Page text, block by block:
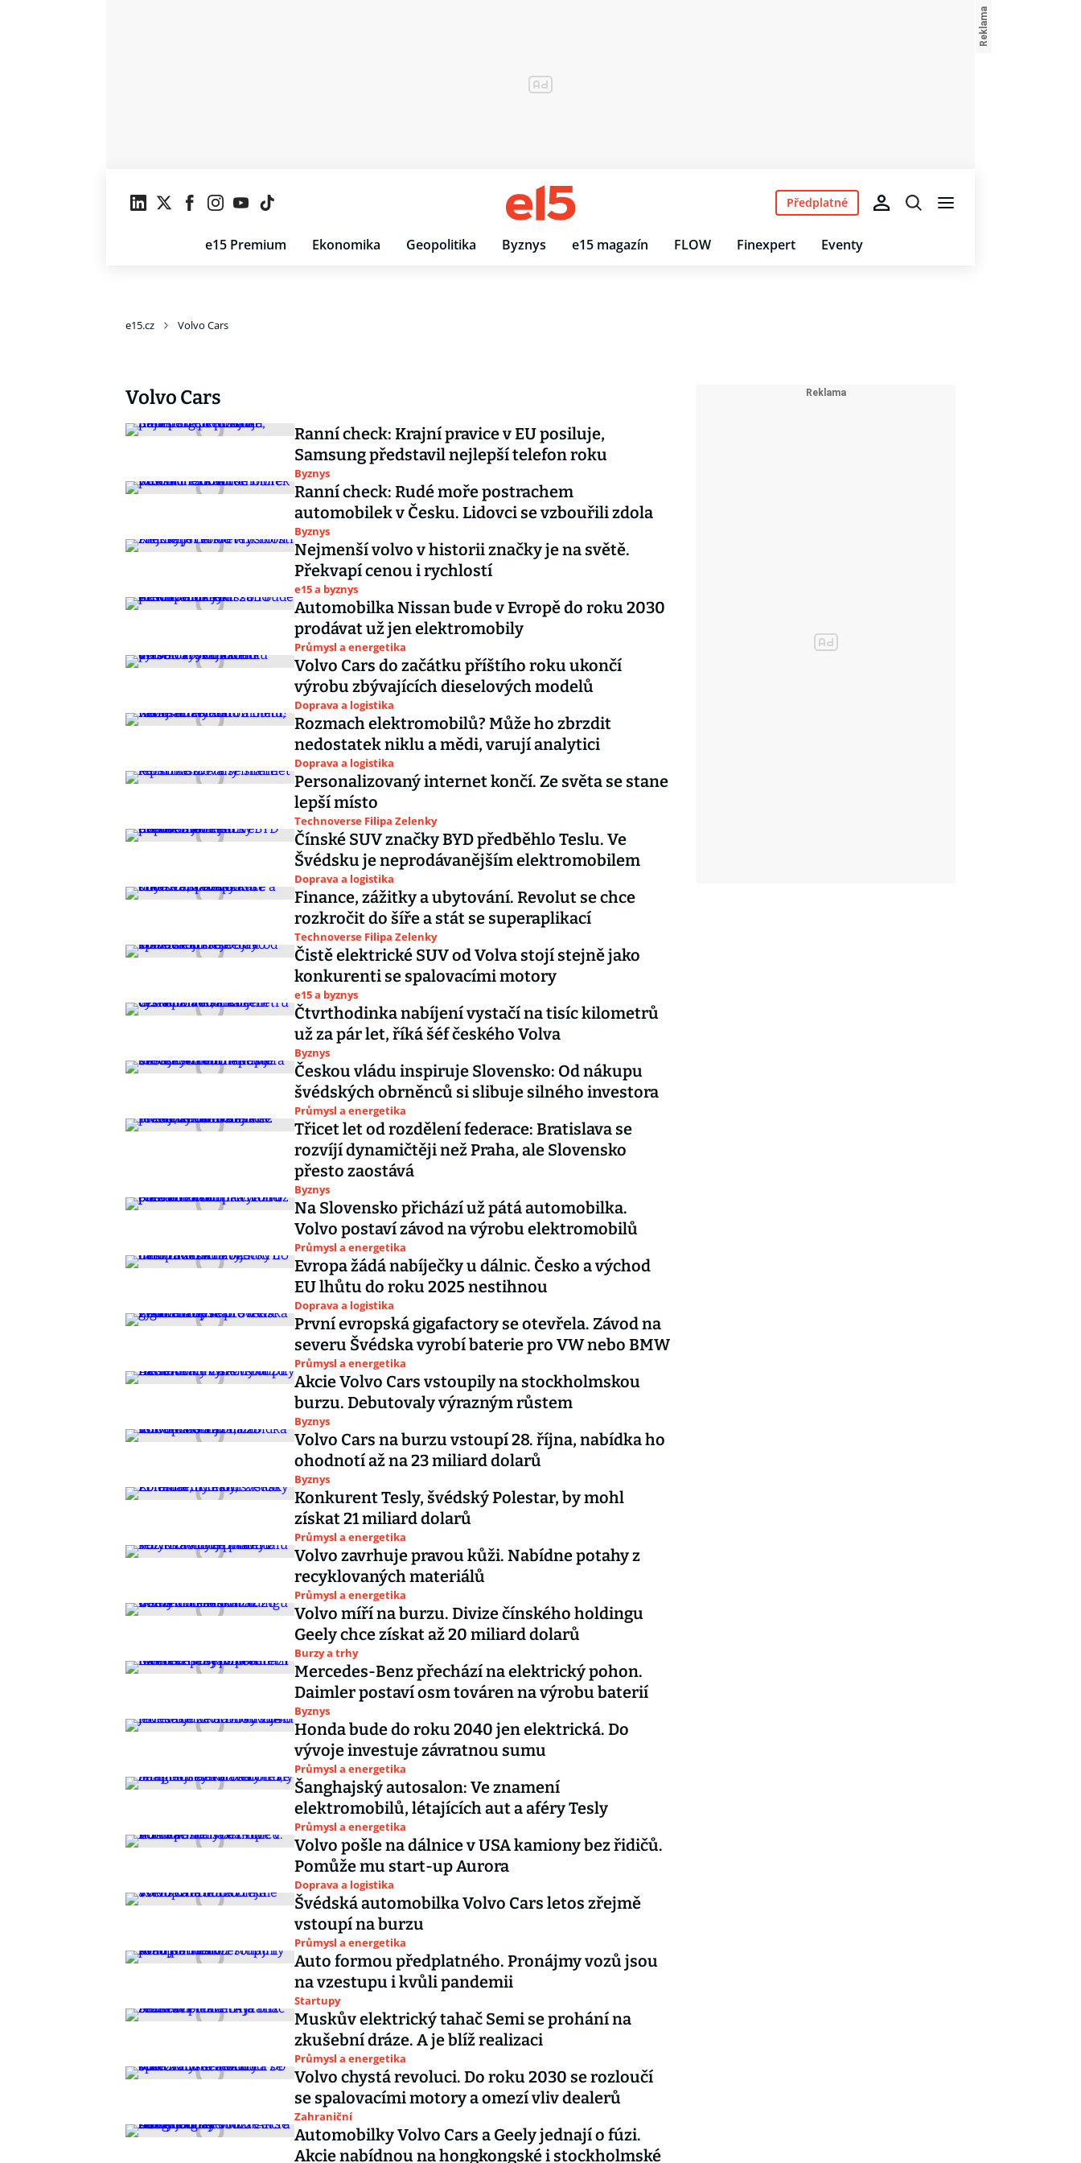
e15 Premium Ekonomika Geopolitika Byznys e15 magazín FLOW Finexpert Eventy
Předplatné
e15.cz Volvo Cars
Volvo Cars
Ranní check: Krajní pravice v EU posiluje,
Samsung představil nejlepší telefon roku
Byznys
Ranní check: Rudé moře postrachem
automobilek v Česku. Lidovci se vzbouřili zdola
Byznys
Nejmenší volvo v historii značky je na světě.
Překvapí cenou i rychlostí
e15 a byznys
Automobilka Nissan bude v Evropě do roku 2030
prodávat už jen elektromobily
Průmysl a energetika
Volvo Cars do začátku příštího roku ukončí
výrobu zbývajících dieselových modelů
Doprava a logistika
Rozmach elektromobilů? Může ho zbrzdit
nedostatek niklu a mědi, varují analytici
Doprava a logistika
Personalizovaný internet končí. Ze světa se stane
lepší místo
Technoverse Filipa Zelenky
Čínské SUV značky BYD předběhlo Teslu. Ve
Švédsku je neprodávanějším elektromobilem
Doprava a logistika
Finance, zážitky a ubytování. Revolut se chce
rozkročit do šíře a stát se superaplikací
Technoverse Filipa Zelenky
Čistě elektrické SUV od Volva stojí stejně jako
konkurenti se spalovacími motory
e15 a byznys
Čtvrthodinka nabíjení vystačí na tisíc kilometrů
už za pár let, říká šéf českého Volva
Byznys
Českou vládu inspiruje Slovensko: Od nákupu
švédských obrněnců si slibuje silného investora
Průmysl a energetika
Třicet let od rozdělení federace: Bratislava se
rozvíjí dynamičtěji než Praha, ale Slovensko
přesto zaostává
Byznys
Na Slovensko přichází už pátá automobilka.
Volvo postaví závod na výrobu elektromobilů
Průmysl a energetika
Evropa žádá nabíječky u dálnic. Česko a východ
EU lhůtu do roku 2025 nestihnou
Doprava a logistika
První evropská gigafactory se otevřela. Závod na
severu Švédska vyrobí baterie pro VW nebo BMW
Průmysl a energetika
Akcie Volvo Cars vstoupily na stockholmskou
burzu. Debutovaly výrazným růstem
Byznys
Volvo Cars na burzu vstoupí 28. října, nabídka ho
ohodnotí až na 23 miliard dolarů
Byznys
Konkurent Tesly, švédský Polestar, by mohl
získat 21 miliard dolarů
Průmysl a energetika
Volvo zavrhuje pravou kůži. Nabídne potahy z
recyklovaných materiálů
Průmysl a energetika
Volvo míří na burzu. Divize čínského holdingu
Geely chce získat až 20 miliard dolarů
Burzy a trhy
Mercedes-Benz přechází na elektrický pohon.
Daimler postaví osm továren na výrobu baterií
Byznys
Honda bude do roku 2040 jen elektrická. Do
vývoje investuje závratnou sumu
Průmysl a energetika
Šanghajský autosalon: Ve znamení
elektromobilů, létajících aut a aféry Tesly
Průmysl a energetika
Volvo pošle na dálnice v USA kamiony bez řidičů.
Pomůže mu start-up Aurora
Doprava a logistika
Švédská automobilka Volvo Cars letos zřejmě
vstoupí na burzu
Průmysl a energetika
Auto formou předplatného. Pronájmy vozů jsou
na vzestupu i kvůli pandemii
Startupy
Muskův elektrický tahač Semi se prohání na
zkušební dráze. A je blíž realizaci
Průmysl a energetika
Volvo chystá revoluci. Do roku 2030 se rozloučí
se spalovacími motory a omezí vliv dealerů
Zahraniční
Automobilky Volvo Cars a Geely jednají o fúzi.
Akcie nabídnou na hongkongské i stockholmské